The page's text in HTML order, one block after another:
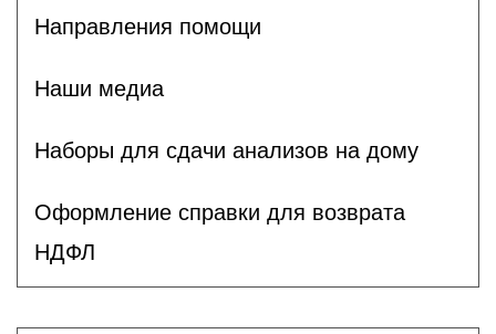
Направления помощи
Наши медиа
Наборы для сдачи анализов на дому
Оформление справки для возврата
НДФЛ